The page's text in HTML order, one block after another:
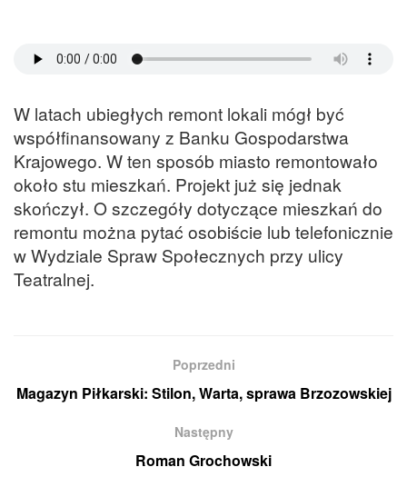
W latach ubiegłych remont lokali mógł być
współfinansowany z Banku Gospodarstwa
Krajowego. W ten sposób miasto remontowało
około stu mieszkań. Projekt już się jednak
skończył. O szczegóły dotyczące mieszkań do
remontu można pytać osobiście lub telefonicznie
w Wydziale Spraw Społecznych przy ulicy
Teatralnej.
Poprzedni
Magazyn Piłkarski: Stilon, Warta, sprawa Brzozowskiej
Następny
Roman Grochowski